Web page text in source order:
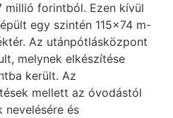
forintból. Ezen kívül
egy szintén 115×74 m-
Az utánpótlásközpont
melynek elkészítése
került. Az
mellett az óvodástól
nevelésére és